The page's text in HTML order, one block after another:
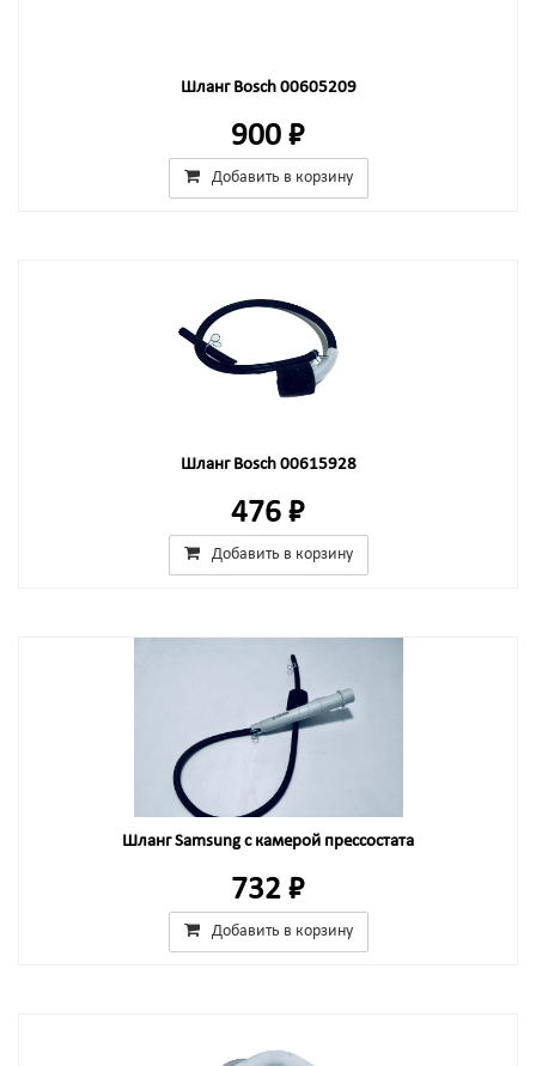
Шланг Bosch 00605209
900 ₽
Добавить в корзину
Шланг Bosch 00615928
476 ₽
Добавить в корзину
Шланг Samsung с камерой прессостата
732 ₽
Добавить в корзину